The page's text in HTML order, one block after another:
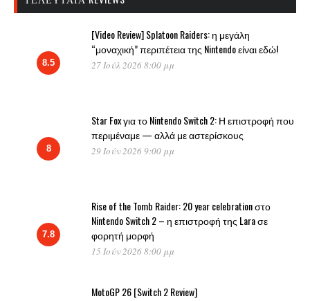
8.5
[Video Review] Splatoon Raiders: η μεγάλη
“μοναχική” περιπέτεια της Nintendo είναι εδώ!
27 Ιούλ 2026 8:00 μμ
8
Star Fox για το Nintendo Switch 2: Η επιστροφή που
περιμέναμε — αλλά με αστερίσκους
29 Ιούν 2026 9:00 μμ
7.8
Rise of the Tomb Raider: 20 year celebration στο
Nintendo Switch 2 – η επιστροφή της Lara σε
φορητή μορφή
15 Ιούν 2026 8:00 μμ
MotoGP 26 [Switch 2 Review]